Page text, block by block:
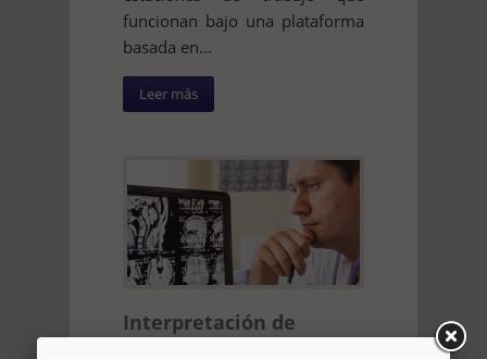
funcionan bajo una plataforma
basada en...
Leer más
Interpretación de
Estudios de Resonancia